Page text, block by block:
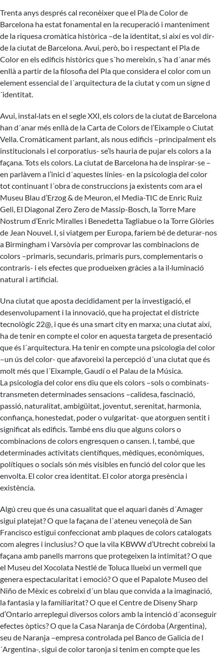
Trenta anys després cal reconèixer que el Pla de Color de
Barcelona ha estat fonamental en la recuperació i manteniment
de la riquesa cromàtica històrica –de la identitat, si així es vol dir-
de la ciutat de Barcelona. Avui, però, bo i respectant el Pla de
Color en els edificis històrics que s´ho mereixin, s´ha d´anar més
enllà a partir de la filosofia del Pla que considera el color com un
element essencial de l´arquitectura de la ciutat y com un signe d
´identitat.
Avui, instal·lats en el segle XXI, els colors de la ciutat de Barcelona
han d´anar més enllà de la Carta de Colors de l’Eixample o Ciutat
Vella. Cromàticament parlant, als nous edificis –principalment els
institucionals i el corporatius- se’ls hauria de pujar els colors a la
façana. Tots els colors. La ciutat de Barcelona ha de inspirar-se –
en parlàvem a l’inici d´aquestes línies- en la psicologia del color
tot continuant l´obra de construccions ja existents com ara el
Museu Blau d’Erzog & de Meuron, el Media-TIC de Enric Ruiz
Geli, El Diagonal Zero Zero de Massip-Bosch, la Torre Mare
Nostrum d’Enric Miralles i Benedetta Tagliabue o la Torre Glòries
de Jean Nouvel. I, si viatgem per Europa, faríem bé de deturar-nos
a Birmingham i Varsòvia per comprovar las combinacions de
colors –primaris, secundaris, primaris purs, complementaris o
contraris- i els efectes que produeixen gràcies a la il·luminació
natural i artificial.
Una ciutat que aposta decididament per la investigació, el
desenvolupament i la innovació, que ha projectat el districte
tecnològic 22@, i que és una smart city en marxa; una ciutat així,
ha de tenir en compte el color en aquesta targeta de presentació
que és l´arquitectura. Ha tenir en compte una psicologia del color
–un ús del color- que afavoreixi la percepció d´una ciutat que és
molt més que l´Eixample, Gaudí o el Palau de la Música.
La psicologia del color ens diu que els colors –sols o combinats-
transmeten determinades sensacions –calidesa, fascinació,
passió, naturalitat, ambigüitat, joventut, serenitat, harmonia,
confiança, honestedat, poder o vulgaritat- que atorguen sentit i
significat als edificis. També ens diu que alguns colors o
combinacions de colors engresquen o cansen. I, també, que
determinades activitats científiques, mèdiques, econòmiques,
polítiques o socials són més visibles en funció del color que les
envolta. El color crea identitat. El color atorga presència i
existència.
Algú creu que és una casualitat que el aquari danès d´Amager
sigui platejat? O que la façana de l´ateneu veneçolà de San
Francisco estigui confeccionat amb plaques de colors catalogats
com alegres i inclusius? O que la vila KBWW d’Utrecht cobreixi la
façana amb panells marrons que protegeixen la intimitat? O que
el Museu del Xocolata Nestlé de Toluca llueixi un vermell que
genera espectacularitat i emoció? O que el Papalote Museo del
Niño de Mèxic es cobreixi d´un blau que convida a la imaginació,
la fantasia y la familiaritat? O que el Centre de Diseny Sharp
d’Ontario arreplegui diversos colors amb la intenció d´aconseguir
efectes òptics? O que la Casa Naranja de Córdoba (Argentina),
seu de Naranja –empresa controlada pel Banco de Galicia de l
´Argentina-, sigui de color taronja si tenim en compte que les